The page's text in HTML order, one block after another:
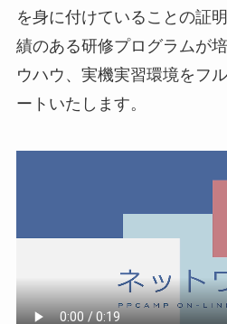
を身に付けていることの証
績のある研修プログラムが
ウハウ、実機実習環境をフ
ートいたします。